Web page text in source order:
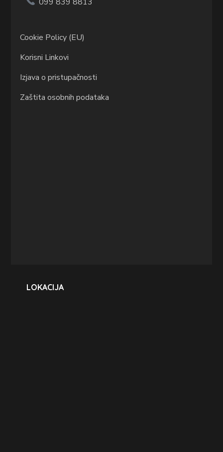
Cookie Policy (EU)
Korisni Linkovi
Izjava o pristupačnosti
Zaštita osobnih podataka
LOKACIJA